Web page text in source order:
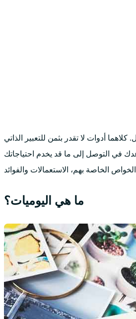
كلاهما أدوات لا تقدر بثمن للتعبير الذاتي
في التوصل إلى ما قد يخدم احتياجاتك
ما هي اليوميات؟